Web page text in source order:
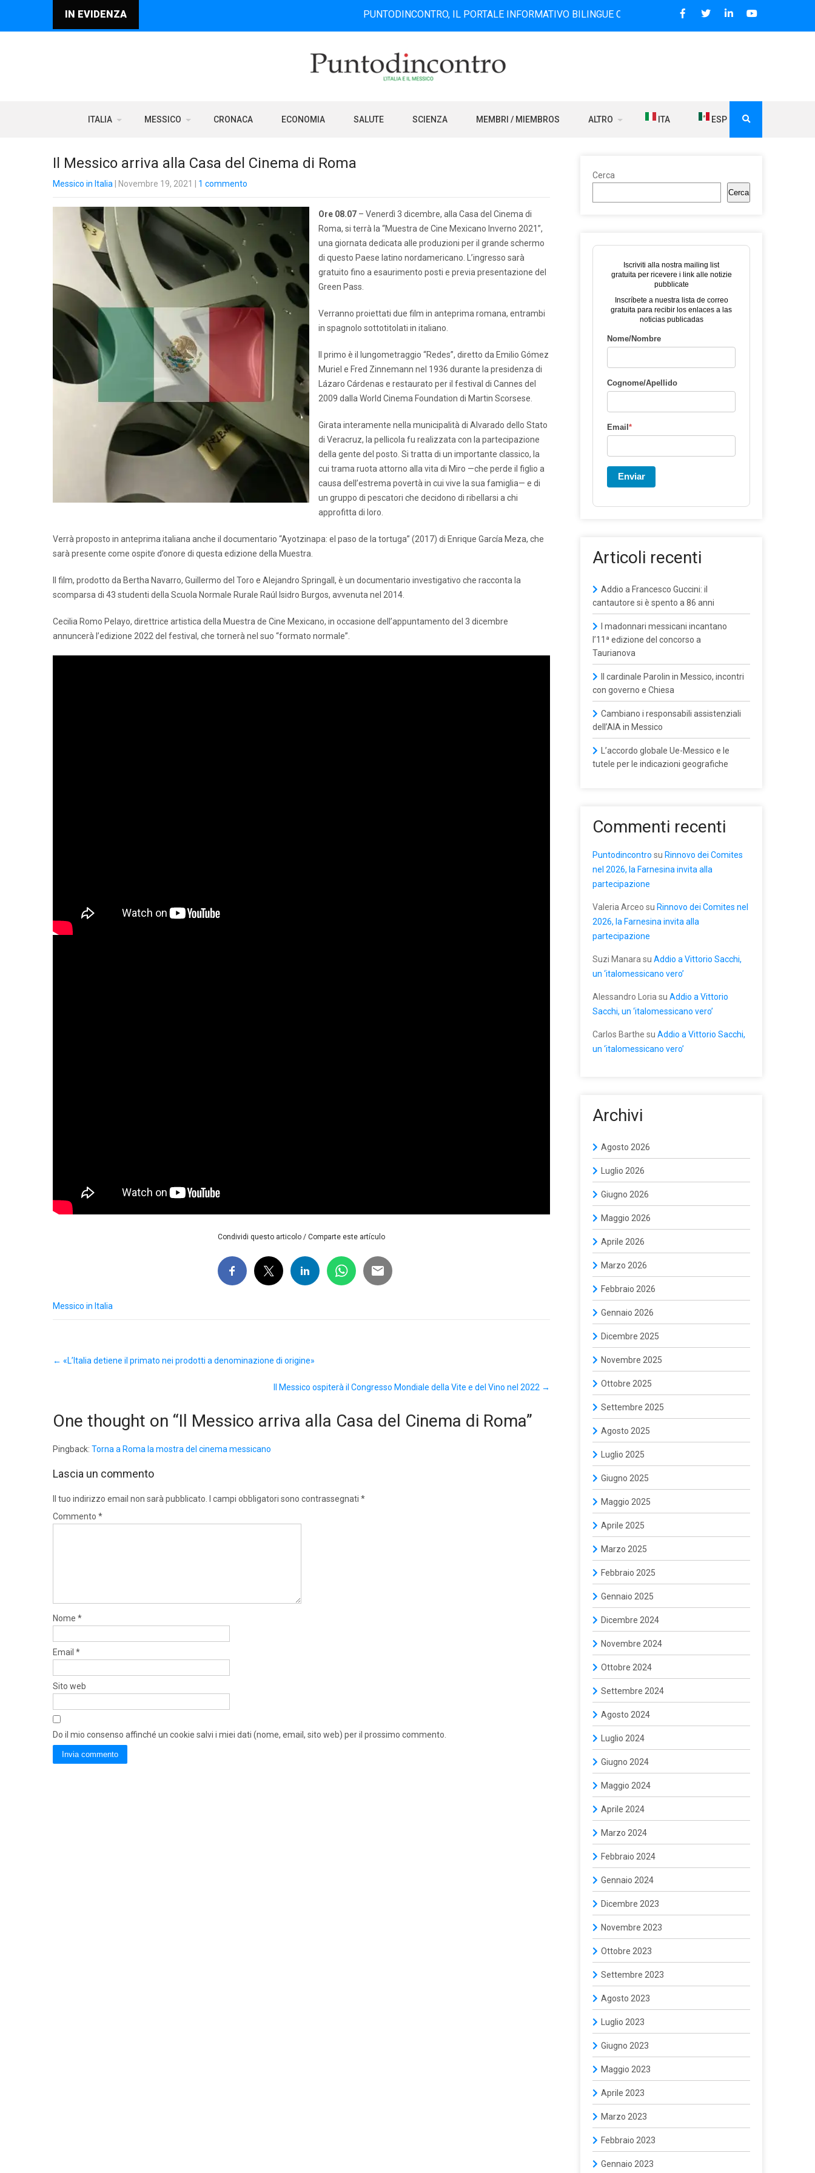
IN EVIDENZA PUNTODINCONTRO, IL PORTALE INFORMATIVO BILINGUE CHE DAL 2006 DIFFONDE NOTIZIE SUI RAPPORTI
ITALIA MESSICO CRONACA ECONOMIA SALUTE SCIENZA MEMBRI / MIEMBROS ALTRO ITA ESP
Il Messico arriva alla Casa del Cinema di Roma
Messico in Italia | Novembre 19, 2021 1 commento
Ore 08.07 – Venerdì 3 dicembre, alla Casa del Cinema di
Roma, si terrà la “Muestra de Cine Mexicano Inverno 2021”,
una giornata dedicata alle produzioni per il grande schermo
di questo Paese latino nordamericano. L’ingresso sarà
gratuito fino a esaurimento posti e previa presentazione del
Green Pass.
Verranno proiettati due film in anteprima romana, entrambi
in spagnolo sottotitolati in italiano.
Il primo è il lungometraggio “Redes”, diretto da Emilio Gómez
Muriel e Fred Zinnemann nel 1936 durante la presidenza di
Lázaro Cárdenas e restaurato per il festival di Cannes del
2009 dalla World Cinema Foundation di Martin Scorsese.
Girata interamente nella municipalità di Alvarado dello Stato
di Veracruz, la pellicola fu realizzata con la partecipazione
della gente del posto. Si tratta di un importante classico, la
cui trama ruota attorno alla vita di Miro —che perde il figlio a
causa dell’estrema povertà in cui vive la sua famiglia— e di
un gruppo di pescatori che decidono di ribellarsi a chi
approfitta di loro.
Verrà proposto in anteprima italiana anche il documentario “Ayotzinapa: el paso de la tortuga” (2017) di Enrique García Meza, che
sarà presente come ospite d’onore di questa edizione della Muestra.
Il film, prodotto da Bertha Navarro, Guillermo del Toro e Alejandro Springall, è un documentario investigativo che racconta la
scomparsa di 43 studenti della Scuola Normale Rurale Raúl Isidro Burgos, avvenuta nel 2014.
Cecilia Romo Pelayo, direttrice artistica della Muestra de Cine Mexicano, in occasione dell’appuntamento del 3 dicembre
annuncerà l’edizione 2022 del festival, che tornerà nel suo “formato normale”.
Condividi questo articolo / Comparte este artículo
Messico in Italia
navigation
← «L’Italia detiene il primato nei prodotti a denominazione di origine»
Il Messico ospiterà il Congresso Mondiale della Vite e del Vino nel 2022 →
One thought on “Il Messico arriva alla Casa del Cinema di Roma”
Pingback: Torna a Roma la mostra del cinema messicano
Lascia un commento
Il tuo indirizzo email non sarà pubblicato. I campi obbligatori sono contrassegnati *
Commento *
Nome *
Email *
Sito web
Do il mio consenso affinché un cookie salvi i miei dati (nome, email, sito web) per il prossimo commento.
Cerca
Cerca
Iscriviti alla nostra mailing list
gratuita per ricevere i link alle notizie
pubblicate
Inscríbete a nuestra lista de correo
gratuita para recibir los enlaces a las
noticias publicadas
Nome/Nombre
Cognome/Apellido
Email *
Enviar
Articoli recenti
Addio a Francesco Guccini: il
cantautore si è spento a 86 anni
I madonnari messicani incantano
l’11ª edizione del concorso a
Taurianova
Il cardinale Parolin in Messico, incontri
con governo e Chiesa
Cambiano i responsabili assistenziali
dell’AIA in Messico
L’accordo globale Ue-Messico e le
tutele per le indicazioni geografiche
Commenti recenti
Puntodincontro su Rinnovo dei Comites
nel 2026, la Farnesina invita alla
partecipazione
Valeria Arceo su Rinnovo dei Comites nel
2026, la Farnesina invita alla
partecipazione
Suzi Manara su Addio a Vittorio Sacchi,
un ‘italomessicano vero’
Alessandro Loria su Addio a Vittorio
Sacchi, un ‘italomessicano vero’
Carlos Barthe su Addio a Vittorio Sacchi,
un ‘italomessicano vero’
Archivi
Agosto 2026
Luglio 2026
Giugno 2026
Maggio 2026
Aprile 2026
Marzo 2026
Febbraio 2026
Gennaio 2026
Dicembre 2025
Novembre 2025
Ottobre 2025
Settembre 2025
Agosto 2025
Luglio 2025
Giugno 2025
Maggio 2025
Aprile 2025
Marzo 2025
Febbraio 2025
Gennaio 2025
Dicembre 2024
Novembre 2024
Ottobre 2024
Settembre 2024
Agosto 2024
Luglio 2024
Giugno 2024
Maggio 2024
Aprile 2024
Marzo 2024
Febbraio 2024
Gennaio 2024
Dicembre 2023
Novembre 2023
Ottobre 2023
Settembre 2023
Agosto 2023
Luglio 2023
Giugno 2023
Maggio 2023
Aprile 2023
Marzo 2023
Febbraio 2023
Gennaio 2023